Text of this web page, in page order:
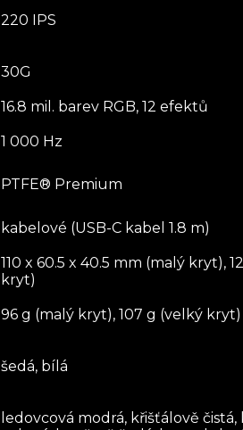
220 IPS
30G
16.8 mil. barev RGB, 12 efektů
1 000 Hz
PTFE® Premium
kabelové (USB-C kabel 1.8 m)
110 x 60.5 x 40.5 mm (malý kryt),
kryt)
96 g (malý kryt), 107 g (velký kryt)
šedá, bílá
ledovcová modrá, křišťálově